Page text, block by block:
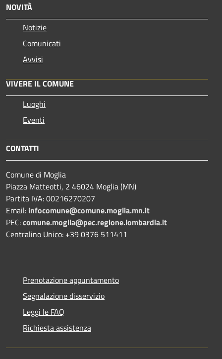
NOVITÀ
Notizie
Comunicati
Avvisi
VIVERE IL COMUNE
Luoghi
Eventi
CONTATTI
Comune di Moglia
Piazza Matteotti, 2 46024 Moglia (MN)
Partita IVA: 00216270207
Email: infocomune@comune.moglia.mn.it
PEC:comune.moglia@pec.regione.lombardia.it
Centralino Unico: +39 0376 511411
Prenotazione appuntamento
Segnalazione disservizio
Leggi le FAQ
Richiesta assistenza